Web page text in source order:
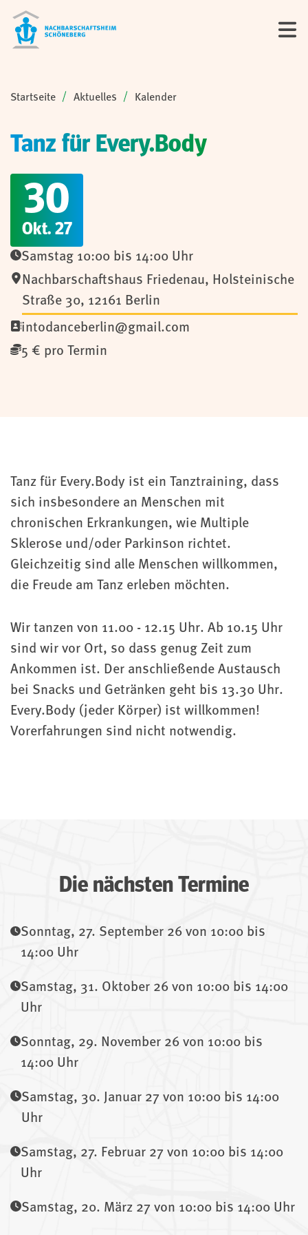
Sie sind hier:
Startseite Aktuelles Kalender
Tanz für Every.Body
30
Okt. 27
Samstag 10:00 bis 14:00 Uhr
Nachbarschaftshaus Friedenau, Holsteinische
Straße 30, 12161 Berlin
intodanceberlin@gmail.com
5 € pro Termin
Tanz für Every.Body ist ein Tanztraining, dass
sich insbesondere an Menschen mit
chronischen Erkrankungen, wie Multiple
Sklerose und/oder Parkinson richtet.
Gleichzeitig sind alle Menschen willkommen,
die Freude am Tanz erleben möchten.
Wir tanzen von 11.00 - 12.15 Uhr. Ab 10.15 Uhr
sind wir vor Ort, so dass genug Zeit zum
Ankommen ist. Der anschließende Austausch
bei Snacks und Getränken geht bis 13.30 Uhr.
Every.Body (jeder Körper) ist willkommen!
Vorerfahrungen sind nicht notwendig.
Die nächsten Termine
Sonntag, 27. September 26 von 10:00 bis
14:00 Uhr
Samstag, 31. Oktober 26 von 10:00 bis 14:00
Uhr
Sonntag, 29. November 26 von 10:00 bis
14:00 Uhr
Samstag, 30. Januar 27 von 10:00 bis 14:00
Uhr
Samstag, 27. Februar 27 von 10:00 bis 14:00
Uhr
Samstag, 20. März 27 von 10:00 bis 14:00 Uhr